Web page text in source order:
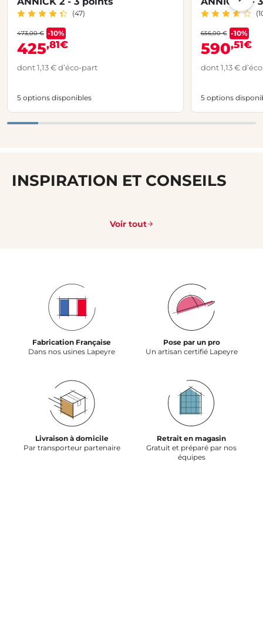
(47)
473,00 € -10%
425,81€
dont 1,13 € d’éco-part
5 options disponibles
656,00 € -10%
590,51€
dont 1,13 €
5 options
INSPIRATION ET CONSEILS
Voir tout
Fabrication Française
Dans nos usines Lapeyre
Pose par un pro
Un artisan certifié Lapeyre
Livraison à domicile
Par transporteur partenaire
Retrait en magasin
Gratuit et préparé par nos
équipes